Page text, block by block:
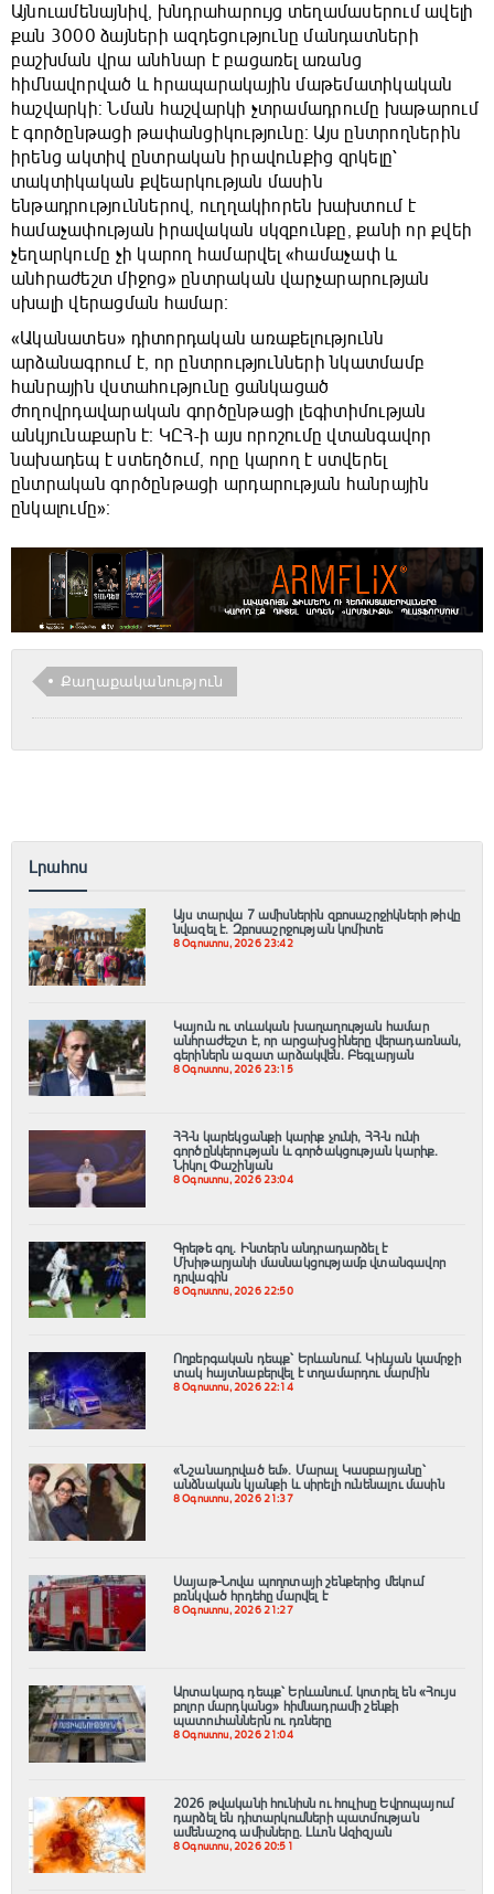
Այնուամենայնիվ, խնդրահարույց տեղամասերում ավելի
քան 3000 ձայների ազդեցությունը մանդատների
բաշխման վրա անհնար է բացառել առանց
հիմնավորված և հրապարակային մաթեմատիկական
հաշվարկի: Նման հաշվարկի չտրամադրումը խաթարում
է գործընթացի թափանցիկությունը։ Այս ընտրողներին
իրենց ակտիվ ընտրական իրավունքից զրկելը՝
տակտիկական քվեարկության մասին
ենթադրություններով, ուղղակիորեն խախտում է
համաչափության իրավական սկզբունքը, քանի որ քվեի
չեղարկումը չի կարող համարվել «համաչափ և
անհրաժեշտ միջոց» ընտրական վարչարարության
սխալի վերացման համար։
«Ականատես» դիտորդական առաքելությունն
արձանագրում է, որ ընտրությունների նկատմամբ
հանրային վստահությունը ցանկացած
ժողովրդավարական գործընթացի լեգիտիմության
անկյունաքարն է։ ԿԸՀ-ի այս որոշումը վտանգավոր
նախադեպ է ստեղծում, որը կարող է ստվերել
ընտրական գործընթացի արդարության հանրային
ընկալումը»։
Քաղաքականություն
Լրահոս
Այս տարվա 7 ամիսներին զբոսաշրջիկների թիվը
նվազել է. Զբոսաշրջության կոմիտե
8 Օգոստոս, 2026 23:42
Կայուն ու տևական խաղաղության համար
անհրաժեշտ է, որ արցախցիները վերադառնան,
գերիներն ազատ արձակվեն․ Բեգլարյան
8 Օգոստոս, 2026 23:15
ՀՀ-ն կարեկցանքի կարիք չունի, ՀՀ-ն ունի
գործընկերության և գործակցության կարիք․
Նիկոլ Փաշինյան
8 Օգոստոս, 2026 23:04
Գրեթե գոլ. Ինտերն անդրադարձել է
Մխիթարյանի մասնակցությամբ վտանգավոր
դրվագին
8 Օգոստոս, 2026 22:50
Ողբերգական դեպք՝ Երևանում․ Կիևյան կամրջի
տակ հայտնաբերվել է տղամարդու մարմին
8 Օգոստոս, 2026 22:14
«Նշանադրված եմ». Մարալ Կասբարյանը՝
անձնական կյանքի և սիրելի ունենալու մասին
8 Օգոստոս, 2026 21:37
Սայաթ-Նովա պողոտայի շենքերից մեկում
բռնկված հրդեհը մարվել է
8 Օգոստոս, 2026 21:27
Արտակարգ դեպք՝ Երևանում․ կոտրել են «Հույս
բոլոր մարդկանց» հիմնադրամի շենքի
պատուհաններն ու դռները
8 Օգոստոս, 2026 21:04
2026 թվականի հունիսն ու հուլիսը Եվրոպայում
դարձել են դիտարկումների պատմության
ամենաշոգ ամիսները․ Լևոն Ազիզյան
8 Օգոստոս, 2026 20:51